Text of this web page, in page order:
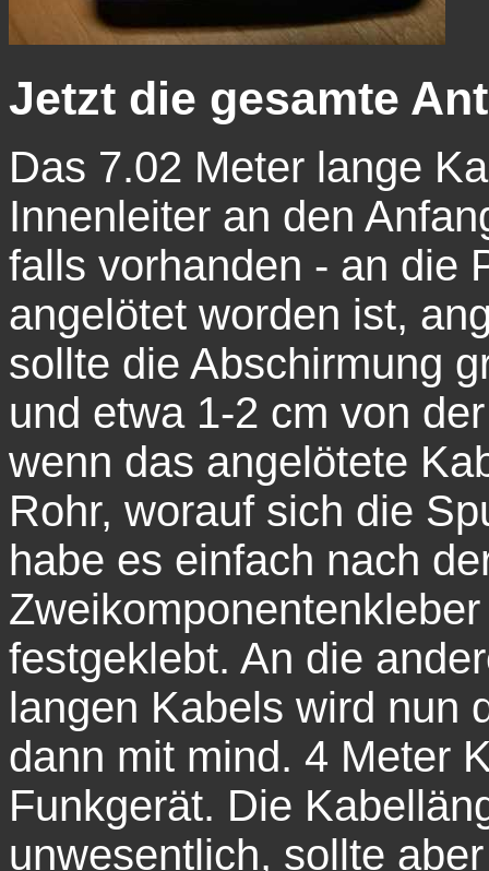
Jetzt die gesamte
Das 7.02 Meter lange
Innenleiter an den
falls vorhanden - an die
angelötet worden ist,
sollte die Abschirmung
und etwa 1-2 cm von
wenn das angelötete
Rohr, worauf sich die
habe es einfach nach
festgeklebt. An die
langen Kabels wird nun
dann mit mind. 4 Meter
Funkgerät. Die
unwesentlich, sollte